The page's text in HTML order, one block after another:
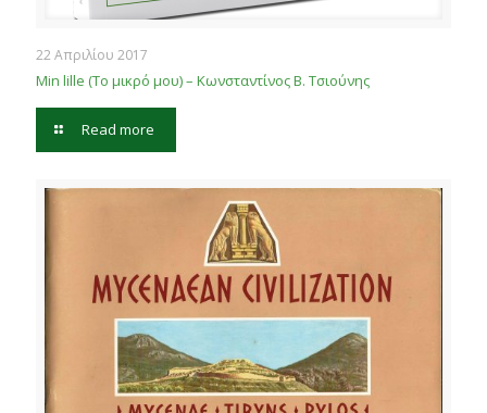
22 Απριλίου 2017
Μin lille (Το μικρό μου) – Κωνσταντίνος Β. Τσιούνης
Read more